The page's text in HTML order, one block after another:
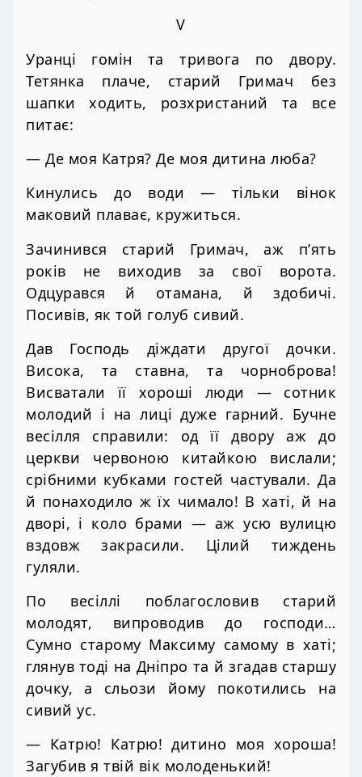
V
Уранці гомін та тривога по двору.
Тетянка плаче, старий Гримач без
шапки ходить, розхристаний та все
питає:
— Де моя Катря? Де моя дитина люба?
Кинулись до води — тільки вінок
маковий плаває, кружиться.
Зачинився старий Гримач, аж п’ять
років не виходив за свої ворота.
Одцурався й отамана, й здобичі.
Посивів, як той голуб сивий.
Дав Господь діждати другої дочки.
Висока, та ставна, та чорноброва!
Висватали її хороші люди — сотник
молодий і на лиці дуже гарний. Бучне
весілля справили: од її двору аж до
церкви червоною китайкою вислали;
срібними кубками гостей частували. Да
й понаходило ж їх чимало! В хаті, й на
дворі, і коло брами — аж усю вулицю
вздовж закрасили. Цілий тиждень
гуляли.
По весіллі поблагословив старий
молодят, випроводив до господи…
Сумно старому Максиму самому в хаті;
глянув тоді на Дніпро та й згадав старшу
дочку, а сльози йому покотились на
сивий ус.
— Катрю! Катрю! дитино моя хороша!
Загубив я твій вік молоденький!